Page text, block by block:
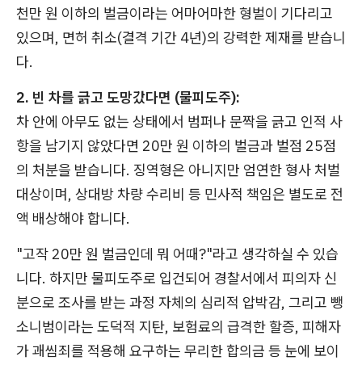
천만 원 이하의 벌금이라는 어마어마한 형벌이 기다리고
있으며, 면허 취소(결격 기간 4년)의 강력한 제재를 받습니
다.
2. 빈 차를 긁고 도망갔다면 (물피도주):
차 안에 아무도 없는 상태에서 범퍼나 문짝을 긁고 인적 사
항을 남기지 않았다면 20만 원 이하의 벌금과 벌점 25점
의 처분을 받습니다. 징역형은 아니지만 엄연한 형사 처벌
대상이며, 상대방 차량 수리비 등 민사적 책임은 별도로 전
액 배상해야 합니다.
"고작 20만 원 벌금인데 뭐 어때?"라고 생각하실 수 있습
니다. 하지만 물피도주로 입건되어 경찰서에서 피의자 신
분으로 조사를 받는 과정 자체의 심리적 압박감, 그리고 뺑
소니범이라는 도덕적 지탄, 보험료의 급격한 할증, 피해자
가 괘씸죄를 적용해 요구하는 무리한 합의금 등 눈에 보이